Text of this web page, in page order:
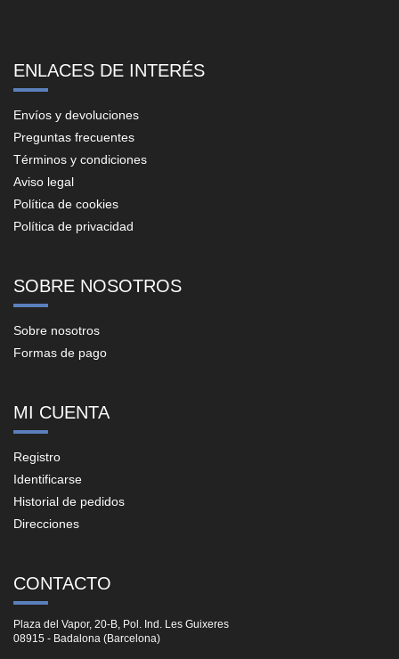
ENLACES DE INTERÉS
Envíos y devoluciones
Preguntas frecuentes
Términos y condiciones
Aviso legal
Política de cookies
Política de privacidad
SOBRE NOSOTROS
Sobre nosotros
Formas de pago
MI CUENTA
Registro
Identificarse
Historial de pedidos
Direcciones
CONTACTO
Plaza del Vapor, 20-B, Pol. Ind. Les Guixeres
08915 - Badalona (Barcelona)